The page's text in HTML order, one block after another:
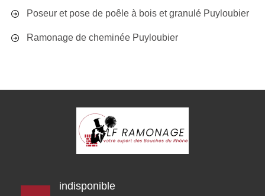
Poseur et pose de poêle à bois et granulé Puyloubier
Ramonage de cheminée Puyloubier
indisponible